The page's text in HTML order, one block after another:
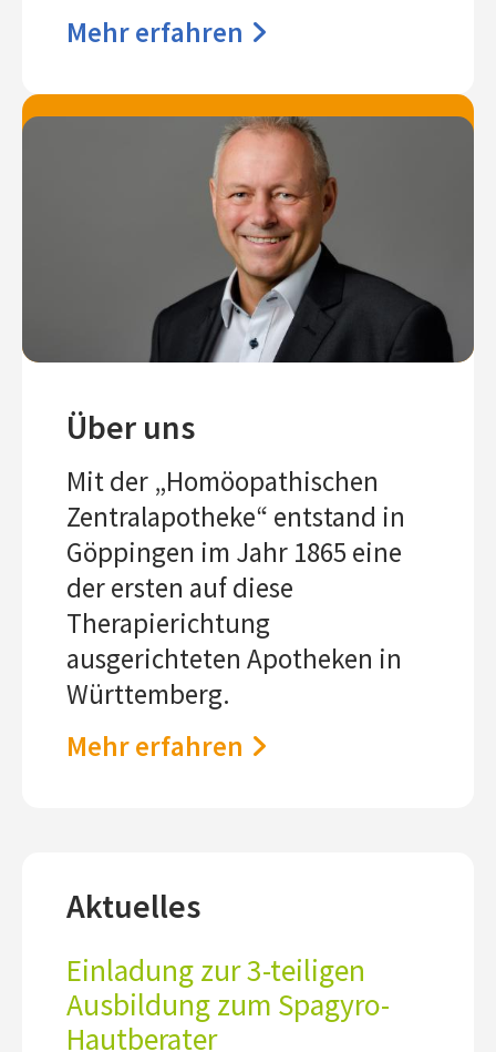
Mehr erfahren
Über uns
Mit der „Homöopathischen
Zentralapotheke“ entstand in
Göppingen im Jahr 1865 eine
der ersten auf diese
Therapierichtung
ausgerichteten Apotheken in
Württemberg.
Mehr erfahren
Aktuelles
Einladung zur 3-teiligen
Ausbildung zum Spagyro-
Hautberater